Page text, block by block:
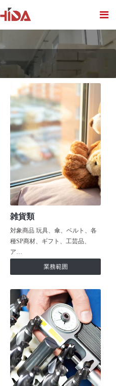
雑貨類
対象商品 玩具、傘、ベルト、各
種SP商材、ギフト、工芸品、
ア…
業務範囲